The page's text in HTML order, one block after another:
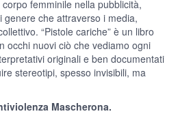
femminile nella pubblicità,
che attraverso i media,
“Pistole cariche” è un libro
occhi nuovi ciò che vediamo ogni
originali e ben documentati
stereotipi, spesso invisibili, ma
Mascherona.